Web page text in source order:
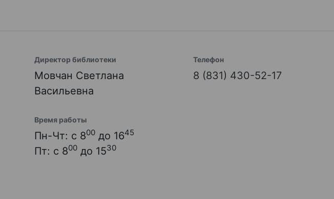
Директор библиотеки
Мовчан Светлана
Васильевна
Телефон
8 (831) 430-52-17
Время работы
Пн-Чт: с 800 до 1645
Пт: с 800 до 1530